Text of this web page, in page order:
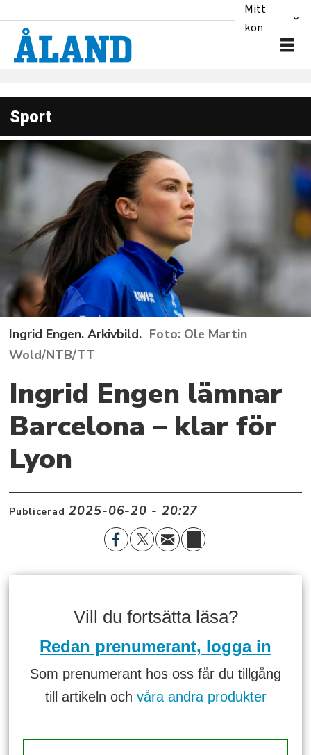
Mitt
konto
Sport
Ingrid Engen. Arkivbild.
Ole Martin
Wold/NTB/TT
Ingrid Engen lämnar
Barcelona – klar för
Lyon
Publicerad 2025-06-20 - 20:27
Vill du fortsätta läsa?
Redan prenumerant, logga in
Som prenumerant hos oss får du tillgång
till artikeln och våra andra produkter